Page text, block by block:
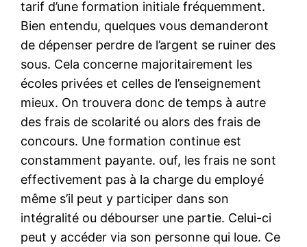
tarif d’une formation initiale fréquemment.
Bien entendu, quelques vous demanderont
de dépenser perdre de l’argent se ruiner des
sous. Cela concerne majoritairement les
écoles privées et celles de l’enseignement
mieux. On trouvera donc de temps à autre
des frais de scolarité ou alors des frais de
concours. Une formation continue est
constamment payante. ouf, les frais ne sont
effectivement pas à la charge du employé
même s’il peut y participer dans son
intégralité ou débourser une partie. Celui-ci
peut y accéder via son personne qui loue. Ce